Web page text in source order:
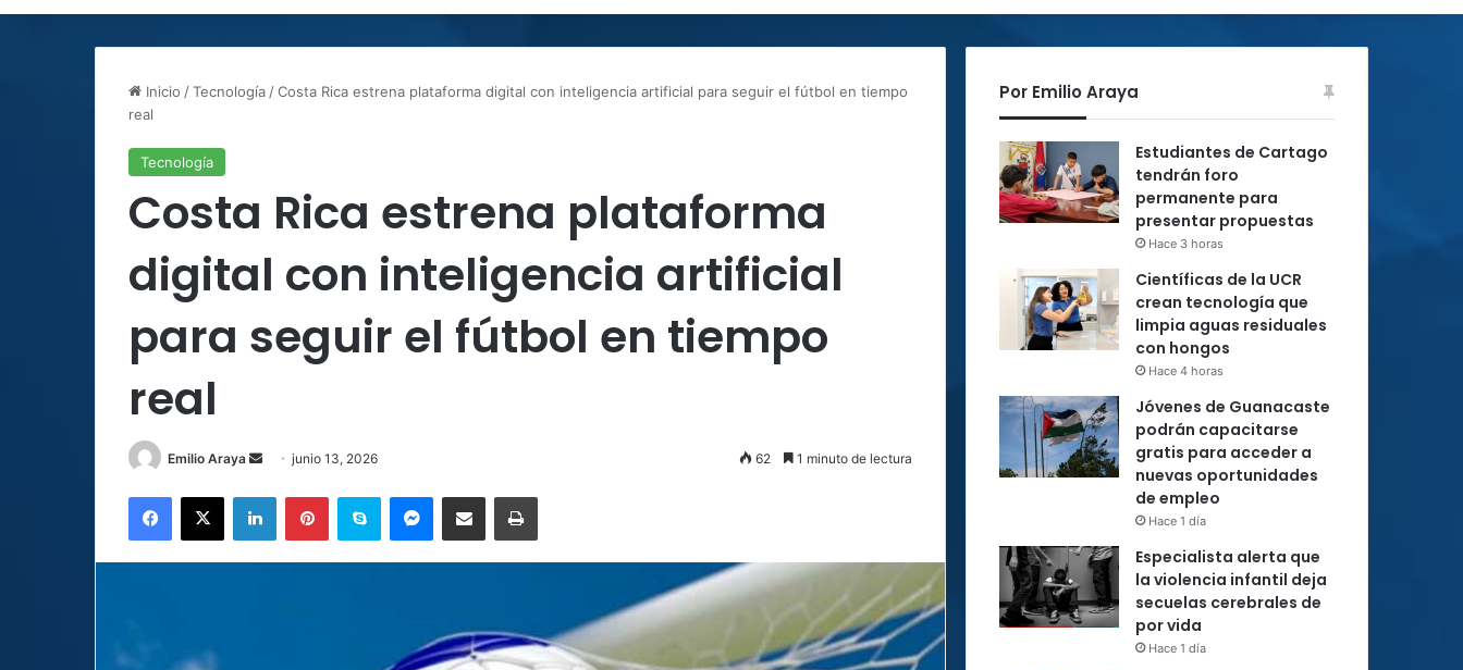
Inicio /Tecnología /Costa Rica estrena plataforma digital con inteligencia artificial para seguir el fútbol en tiempo
real
Tecnología
Costa Rica estrena plataforma
digital con inteligencia artificial
para seguir el fútbol en tiempo
real
Emilio Araya
Sendjunio 13, 2026 62 1 minuto de lectura
Facebook
X LinkedInPinterestSkype MessengerCompartir por correo electrónicoImprimir
Por Emilio Araya
Estudiantes de Cartago
tendrán foro
permanente para
presentar propuestas
Hace 3 horas
Científicas de la UCR
crean tecnología que
limpia aguas residuales
con hongos
Hace 4 horas
Jóvenes de Guanacaste
podrán capacitarse
gratis para acceder a
nuevas oportunidades
de empleo
Hace 1 día
Especialista alerta que
la violencia infantil deja
secuelas cerebrales de
por vida
Hace 1 día